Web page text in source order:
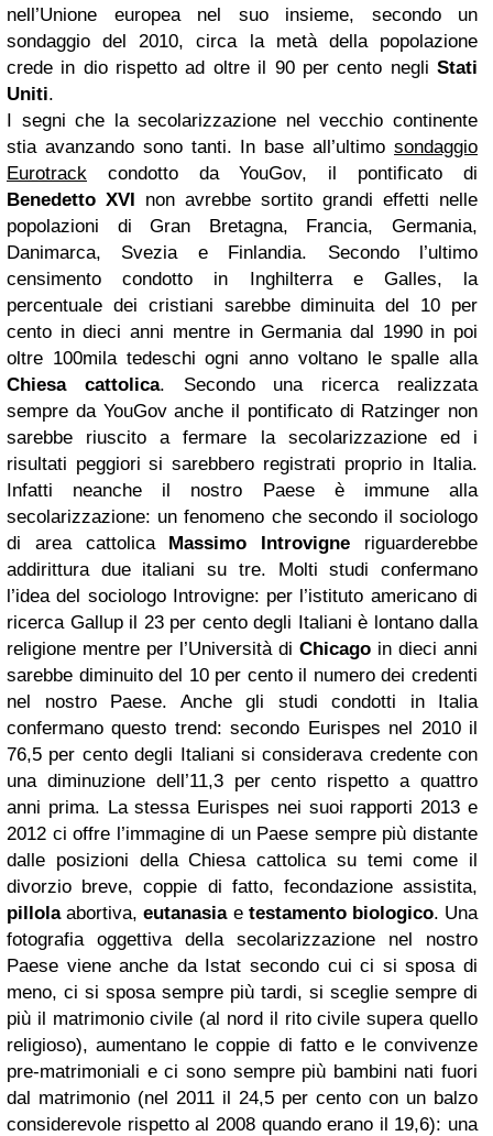
nell’Unione europea nel suo insieme, secondo un
sondaggio del 2010, circa la metà della popolazione
crede in dio rispetto ad oltre il 90 per cento negli Stati
Uniti.
I segni che la secolarizzazione nel vecchio continente
stia avanzando sono tanti. In base all’ultimo sondaggio
Eurotrack condotto da YouGov, il pontificato di
Benedetto XVI non avrebbe sortito grandi effetti nelle
popolazioni di Gran Bretagna, Francia, Germania,
Danimarca, Svezia e Finlandia. Secondo l’ultimo
censimento condotto in Inghilterra e Galles, la
percentuale dei cristiani sarebbe diminuita del 10 per
cento in dieci anni mentre in Germania dal 1990 in poi
oltre 100mila tedeschi ogni anno voltano le spalle alla
Chiesa cattolica. Secondo una ricerca realizzata
sempre da YouGov anche il pontificato di Ratzinger non
sarebbe riuscito a fermare la secolarizzazione ed i
risultati peggiori si sarebbero registrati proprio in Italia.
Infatti neanche il nostro Paese è immune alla
secolarizzazione: un fenomeno che secondo il sociologo
di area cattolica Massimo Introvigne riguarderebbe
addirittura due italiani su tre. Molti studi confermano
l’idea del sociologo Introvigne: per l’istituto americano di
ricerca Gallup il 23 per cento degli Italiani è lontano dalla
religione mentre per l’Università di Chicago in dieci anni
sarebbe diminuito del 10 per cento il numero dei credenti
nel nostro Paese. Anche gli studi condotti in Italia
confermano questo trend: secondo Eurispes nel 2010 il
76,5 per cento degli Italiani si considerava credente con
una diminuzione dell’11,3 per cento rispetto a quattro
anni prima. La stessa Eurispes nei suoi rapporti 2013 e
2012 ci offre l’immagine di un Paese sempre più distante
dalle posizioni della Chiesa cattolica su temi come il
divorzio breve, coppie di fatto, fecondazione assistita,
pillolaabortiva,eutanasiae testamento biologico. Una
fotografia oggettiva della secolarizzazione nel nostro
Paese viene anche da Istat secondo cui ci si sposa di
meno, ci si sposa sempre più tardi, si sceglie sempre di
più il matrimonio civile (al nord il rito civile supera quello
religioso), aumentano le coppie di fatto e le convivenze
pre-matrimoniali e ci sono sempre più bambini nati fuori
dal matrimonio (nel 2011 il 24,5 per cento con un balzo
considerevole rispetto al 2008 quando erano il 19,6): una